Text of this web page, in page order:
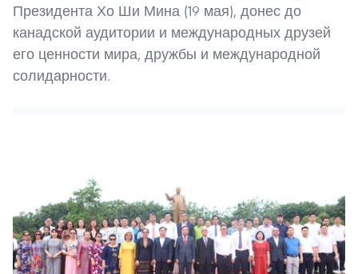
Президента Хо Ши Мина (19 мая), донес до
канадской аудитории и международных друзей
его ценности мира, дружбы и международной
солидарности.